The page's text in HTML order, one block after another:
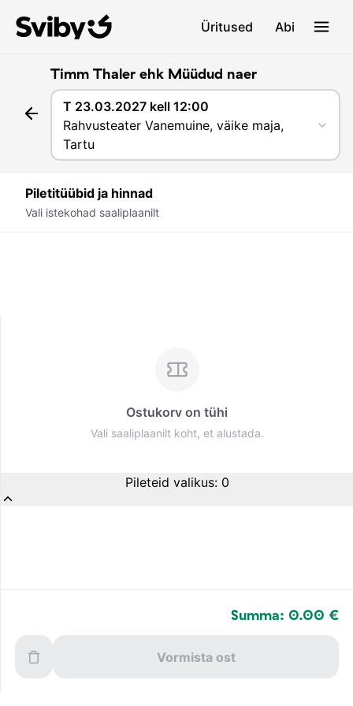
Üritused Abi
Timm Thaler ehk Müüdud naer
T 23.03.2027 kell 12:00
Rahvusteater Vanemuine, väike maja,
Tartu
Piletitüübid ja hinnad
Vali istekohad saaliplaanilt
Ostukorv on tühi
Vali saaliplaanilt koht, et alustada.
Pileteid valikus: 0
Summa: 0.00 €
Vormista ost